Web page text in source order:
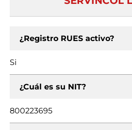
¿Registro RUES activo?
Si
¿Cuál es su NIT?
800223695